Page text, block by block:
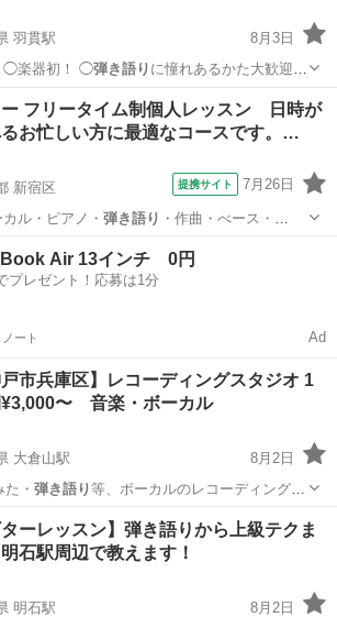
羽貫駅
8月3日
◯楽器初！ ◯弾き語り に憧れあるかた大歓迎！
貫駅 その他 サークル
フリータイム制個人レッスン 日時が
お忙しい方に最適なコースです。…
新宿区 提携サイト 7月26日
ル・ピアノ・ 弾き語り ・作曲・べース・
Air 13インチ 0円
プレゼント！応募は1分
ート Ad
戸市兵庫区】レコーディングスタジオ 1
¥3,000〜 音楽・ボーカル
大倉山駅
8月2日
た・ 弾き語り等、ボーカルのレコーディングが
倉山駅 ボーカル ラップ
ターレッスン】弾き語りから上級テクま
石駅周辺で教えます！
明石駅
8月2日